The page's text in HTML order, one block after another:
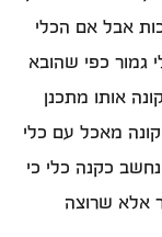
אבל אם הכלי
גמור כפי שהובא
אותו מתכנן
מאכל עם כלי
כקנה כלי כי
אלא שרוצה